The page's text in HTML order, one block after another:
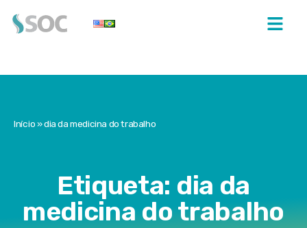
Início»dia da medicina do trabalho
Etiqueta: dia da
medicina do trabalho